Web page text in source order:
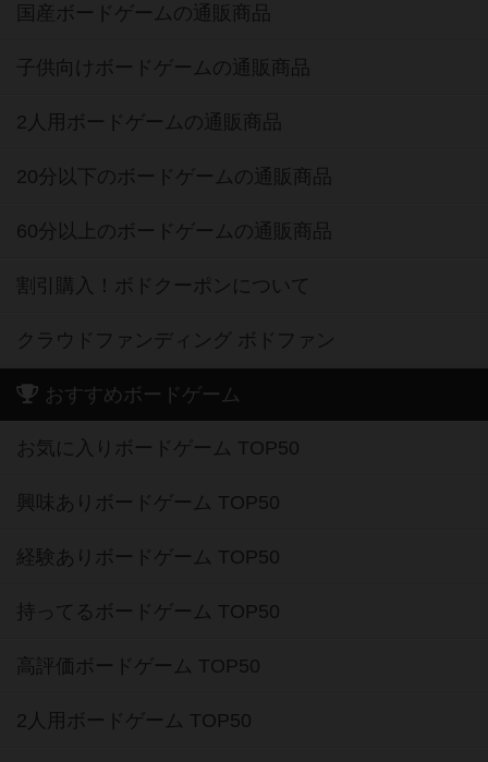
国産ボードゲームの通販商品
子供向けボードゲームの通販商品
2人用ボードゲームの通販商品
20分以下のボードゲームの通販商品
60分以上のボードゲームの通販商品
割引購入！ボドクーポンについて
クラウドファンディング ボドファン
おすすめボードゲーム
お気に入りボードゲーム TOP50
興味ありボードゲーム TOP50
経験ありボードゲーム TOP50
持ってるボードゲーム TOP50
高評価ボードゲーム TOP50
2人用ボードゲーム TOP50